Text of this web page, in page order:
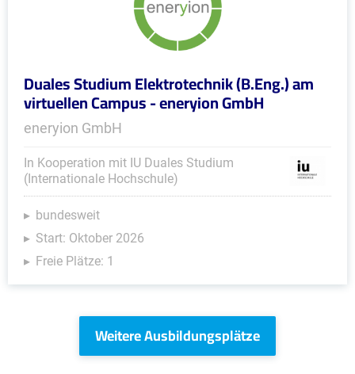
Duales Studium Elektrotechnik (B.Eng.) am
virtuellen Campus - eneryion GmbH
eneryion GmbH
In Kooperation mit IU Duales Studium
(Internationale Hochschule)
bundesweit
Start: Oktober 2026
Freie Plätze: 1
Weitere Ausbildungsplätze